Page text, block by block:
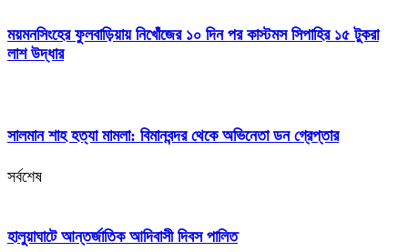
ময়মনসিংহের ফুলবাড়িয়ায় নিখোঁজের ১০ দিন পর কাস্টমস সিপাহির ১৫ টুকরা
লাশ উদ্ধার
সালমান শাহ হত্যা মামলা: বিমানবন্দর থেকে অভিনেতা ডন গ্রেপ্তার
সর্বশেষ
হালুয়াঘাটে আন্তর্জাতিক আদিবাসী দিবস পালিত